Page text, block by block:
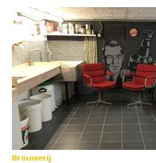
Brouwerij